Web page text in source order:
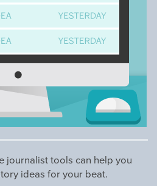
journalist tools can help you
ideas for your beat.